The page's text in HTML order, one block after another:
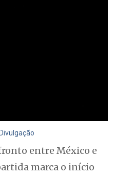
entre México e
marca o início